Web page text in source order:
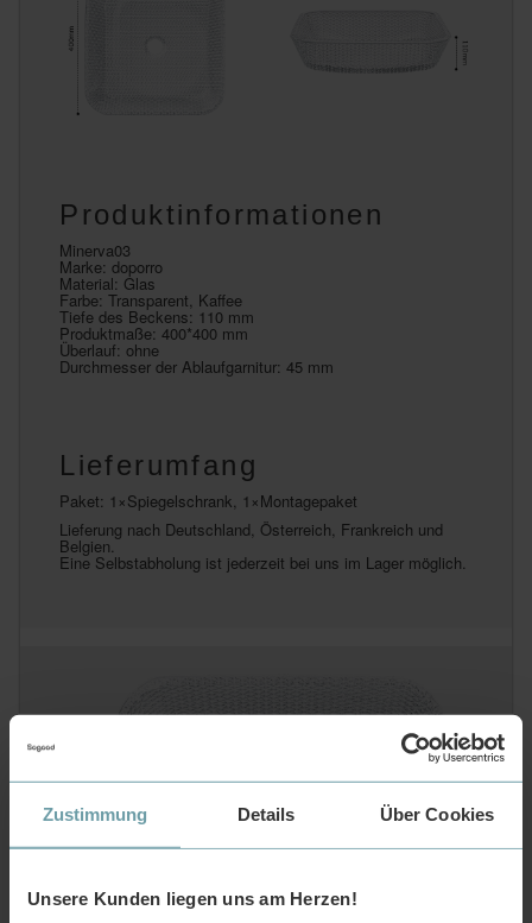
Zustimmung Details Über Cookies
Unsere Kunden liegen uns am Herzen!
Produktinformationen
Minerva03
Marke: doporro
Material: Glas
Farbe: Transparent, Kaffee
Tiefe des Beckens: 110 mm
Produktmaße: 400*400 mm
Überlauf: ohne
Durchmesser der Ablaufgarnitur: 45 mm
Lieferumfang
Paket: 1×Spiegelschrank, 1×Montagepaket
Lieferung nach Deutschland, Österreich, Frankreich und
Belgien.
Eine Selbstabholung ist jederzeit bei uns im Lager möglich.